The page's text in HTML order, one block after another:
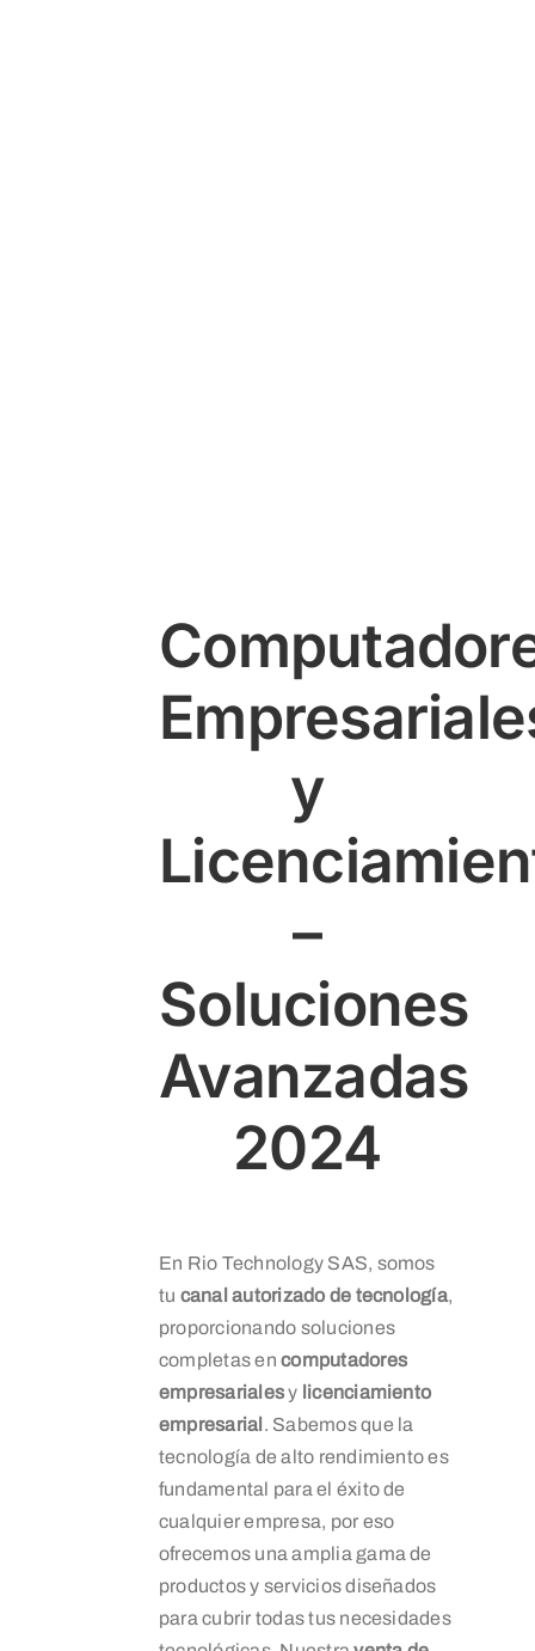
y
–
Soluciones
Avanzadas
2024
En Rio Technology SAS, somos
tu canal autorizado de tecnología,
proporcionando soluciones
completas encomputadores
empresarialesy licenciamiento
empresarial . Sabemos que la
tecnología de alto rendimiento es
fundamental para el éxito de
cualquier empresa, por eso
ofrecemos una amplia gama de
productos y servicios diseñados
para cubrir todas tus necesidades